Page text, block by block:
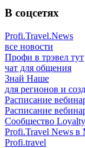
В соцсетях
Profi.Travel.News
все новости
Профи в трэвел тут
чат для общения
Знай Наше
для регионов и
Расписание
Расписание
Сообщество Loyalty
Profi.Travel News в
Profi.travel